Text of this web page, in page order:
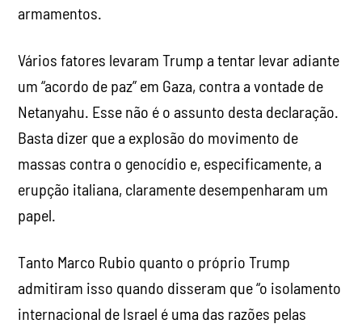
armamentos.
Vários fatores levaram Trump a tentar levar adiante
um “acordo de paz” em Gaza, contra a vontade de
Netanyahu. Esse não é o assunto desta declaração.
Basta dizer que a explosão do movimento de
massas contra o genocídio e, especificamente, a
erupção italiana, claramente desempenharam um
papel.
Tanto Marco Rubio quanto o próprio Trump
admitiram isso quando disseram que “o isolamento
internacional de Israel é uma das razões pelas